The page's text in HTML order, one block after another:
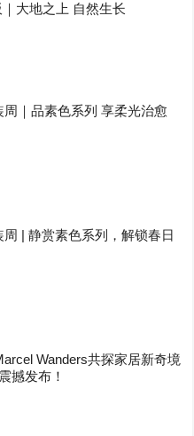
大地之上 自然生长
周｜品素色系列 享柔光治愈
周 | 静赏素色系列，解锁春日
Wanders共探家居新奇境
撼发布！